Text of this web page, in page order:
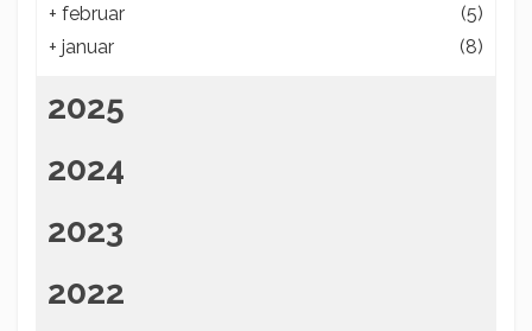
+ februar
(5)
+ januar (8)
2025
2024
2023
2022